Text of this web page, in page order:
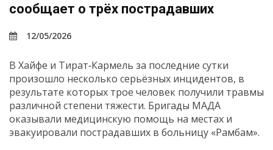
сообщает о трёх пострадавших
12/05/2026
В Хайфе и Тират‑Кармель за последние сутки
произошло несколько серьёзных инцидентов, в
результате которых трое человек получили травмы
различной степени тяжести. Бригады МАДА
оказывали медицинскую помощь на местах и
эвакуировали пострадавших в больницу «Рамбам».